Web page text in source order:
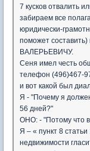
7 кусков отвалить
забираем все
юридически-
поможет
ВАЛЕРЬЕВИЧУ.
Сеня имел честь
телефон (496)467-
и вот какой был
Я - "Почему я
56 дней?"
ОНО: - "Потому что
Я – « пункт 8
недвижимости